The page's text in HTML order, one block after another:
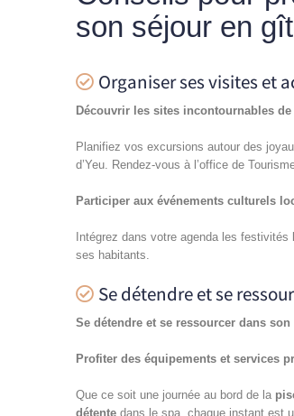
son séjour en
Organiser ses visites et
Découvrir les sites incontournables
Planifiez vos excursions autour des
d’Yeu. Rendez-vous à l’office de
Participer aux événements culturels
Intégrez dans votre agenda les
ses habitants.
Se détendre et se
Se détendre et se ressourcer dans
Profiter des équipements et services
Que ce soit une journée au bord de la
détentedans le spa, chaque instant est